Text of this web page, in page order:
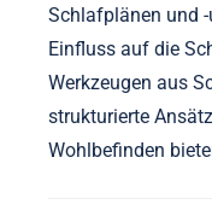
Schlafplänen und
Einfluss auf die
Werkzeugen aus
strukturierte
Wohlbefinden